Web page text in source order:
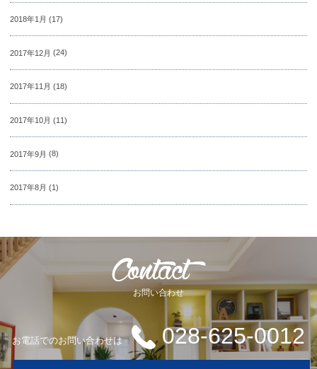
2018年1月 (17)
2017年12月 (24)
2017年11月 (18)
2017年10月 (11)
2017年9月 (8)
2017年8月 (1)
お問い合わせ
お電話でのお問い合わせは 028-625-0012